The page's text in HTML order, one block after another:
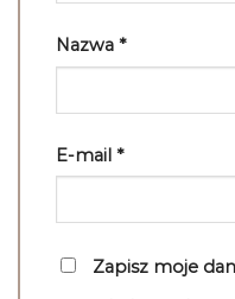
Nazwa *
E-mail *
Zapisz moje